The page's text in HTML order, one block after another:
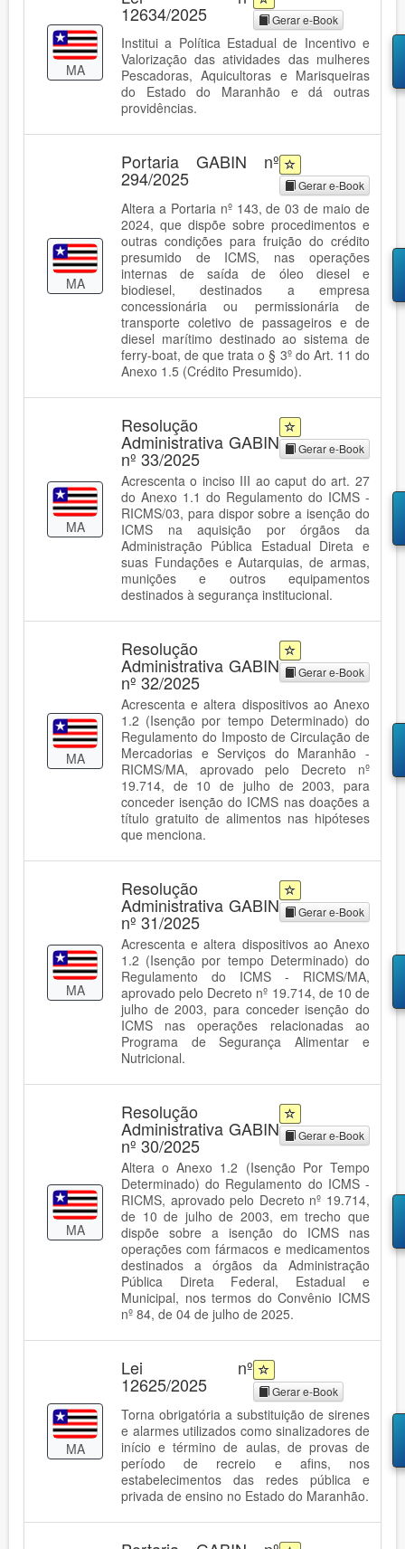
MA
12634/2025 Gerar e-Book
Institui a Política Estadual de Incentivo e
Valorização das atividades das mulheres
Pescadoras, Aquicultoras e Marisqueiras
do Estado do Maranhão e dá outras
providências.
MA
Portaria GABIN nº
294/2025 Gerar e-Book
Altera a Portaria nº 143, de 03 de maio de
2024, que dispõe sobre procedimentos e
outras condições para fruição do crédito
presumido de ICMS, nas operações
internas de saída de óleo diesel e
biodiesel, destinados a empresa
concessionária ou permissionária de
transporte coletivo de passageiros e de
diesel marítimo destinado ao sistema de
ferry-boat, de que trata o § 3º do Art. 11 do
Anexo 1.5 (Crédito Presumido).
MA
Resolução
Administrativa GABIN
nº 33/2025 Gerar e-Book
Acrescenta o inciso III ao caput do art. 27
do Anexo 1.1 do Regulamento do ICMS -
RICMS/03, para dispor sobre a isenção do
ICMS na aquisição por órgãos da
Administração Pública Estadual Direta e
suas Fundações e Autarquias, de armas,
munições e outros equipamentos
destinados à segurança institucional.
MA
Resolução
Administrativa GABIN
nº 32/2025 Gerar e-Book
Acrescenta e altera dispositivos ao Anexo
1.2 (Isenção por tempo Determinado) do
Regulamento do Imposto de Circulação de
Mercadorias e Serviços do Maranhão -
RICMS/MA, aprovado pelo Decreto nº
19.714, de 10 de julho de 2003, para
conceder isenção do ICMS nas doações a
título gratuito de alimentos nas hipóteses
que menciona.
MA
Resolução
Administrativa GABIN
nº 31/2025 Gerar e-Book
Acrescenta e altera dispositivos ao Anexo
1.2 (Isenção por tempo Determinado) do
Regulamento do ICMS - RICMS/MA,
aprovado pelo Decreto nº 19.714, de 10 de
julho de 2003, para conceder isenção do
ICMS nas operações relacionadas ao
Programa de Segurança Alimentar e
Nutricional.
MA
Resolução
Administrativa GABIN
nº 30/2025 Gerar e-Book
Altera o Anexo 1.2 (Isenção Por Tempo
Determinado) do Regulamento do ICMS -
RICMS, aprovado pelo Decreto nº 19.714,
de 10 de julho de 2003, em trecho que
dispõe sobre a isenção do ICMS nas
operações com fármacos e medicamentos
destinados a órgãos da Administração
Pública Direta Federal, Estadual e
Municipal, nos termos do Convênio ICMS
nº 84, de 04 de julho de 2025.
MA
Lei nº
12625/2025 Gerar e-Book
Torna obrigatória a substituição de sirenes
e alarmes utilizados como sinalizadores de
início e término de aulas, de provas de
período de recreio e afins, nos
estabelecimentos das redes pública e
privada de ensino no Estado do Maranhão.